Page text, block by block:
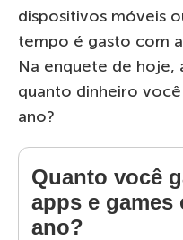
dispositivos móveis
tempo é gasto com
Na enquete de hoje,
quanto dinheiro
ano?
Quanto você
apps e
ano?